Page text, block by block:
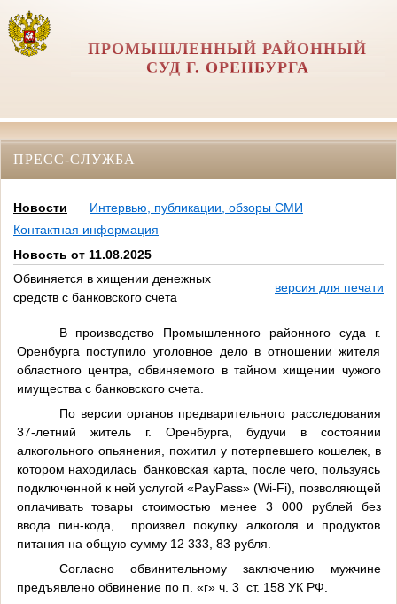
ПРОМЫШЛЕННЫЙ РАЙОННЫЙ
СУД Г. ОРЕНБУРГА
ПРЕСС-СЛУЖБА
Новости
Интервью, публикации, обзоры СМИ
Контактная информация
Новость от 11.08.2025
Обвиняется в хищении денежных
средств с банковского счета
версия для печати
В производство Промышленного районного суда г.
Оренбурга поступило уголовное дело в отношении жителя
областного центра, обвиняемого в тайном хищении чужого
имущества с банковского счета.
По версии органов предварительного расследования
37-летний житель г. Оренбурга, будучи в состоянии
алкогольного опьянения, похитил у потерпевшего кошелек, в
котором находилась банковская карта, после чего, пользуясь
подключенной к ней услугой «PayPass» (Wi-Fi), позволяющей
оплачивать товары стоимостью менее 3 000 рублей без
ввода пин-кода, произвел покупку алкоголя и продуктов
питания на общую сумму 12 333, 83 рубля.
Согласно обвинительному заключению мужчине
предъявлено обвинение по п. «г» ч. 3 ст. 158 УК РФ.